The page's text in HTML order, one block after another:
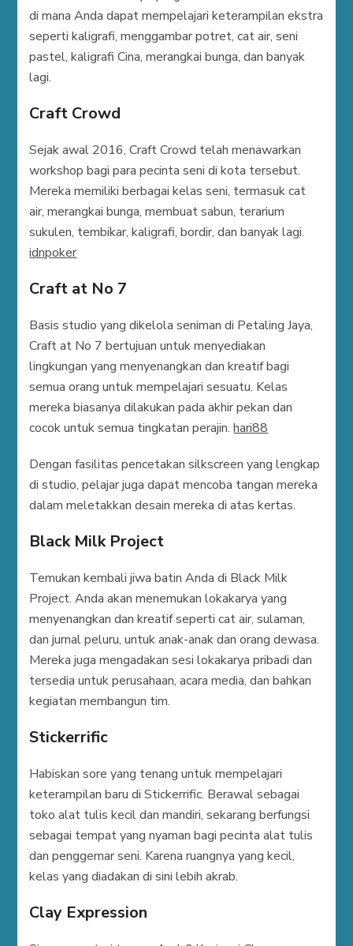
di mana Anda dapat mempelajari keterampilan ekstra
seperti kaligrafi, menggambar potret, cat air, seni
pastel, kaligrafi Cina, merangkai bunga, dan banyak
lagi.
Craft Crowd
Sejak awal 2016, Craft Crowd telah menawarkan
workshop bagi para pecinta seni di kota tersebut.
Mereka memiliki berbagai kelas seni, termasuk cat
air, merangkai bunga, membuat sabun, terarium
sukulen, tembikar, kaligrafi, bordir, dan banyak lagi.
idnpoker
Craft at No 7
Basis studio yang dikelola seniman di Petaling Jaya,
Craft at No 7 bertujuan untuk menyediakan
lingkungan yang menyenangkan dan kreatif bagi
semua orang untuk mempelajari sesuatu. Kelas
mereka biasanya dilakukan pada akhir pekan dan
cocok untuk semua tingkatan perajin.hari88
Dengan fasilitas pencetakan silkscreen yang lengkap
di studio, pelajar juga dapat mencoba tangan mereka
dalam meletakkan desain mereka di atas kertas.
Black Milk Project
Temukan kembali jiwa batin Anda di Black Milk
Project. Anda akan menemukan lokakarya yang
menyenangkan dan kreatif seperti cat air, sulaman,
dan jurnal peluru, untuk anak-anak dan orang dewasa.
Mereka juga mengadakan sesi lokakarya pribadi dan
tersedia untuk perusahaan, acara media, dan bahkan
kegiatan membangun tim.
Stickerrific
Habiskan sore yang tenang untuk mempelajari
keterampilan baru di Stickerrific. Berawal sebagai
toko alat tulis kecil dan mandiri, sekarang berfungsi
sebagai tempat yang nyaman bagi pecinta alat tulis
dan penggemar seni. Karena ruangnya yang kecil,
kelas yang diadakan di sini lebih akrab.
Clay Expression